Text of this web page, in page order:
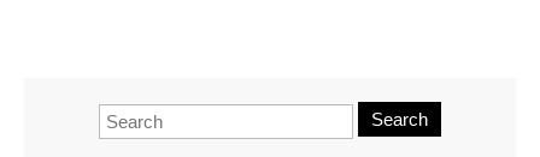
Search